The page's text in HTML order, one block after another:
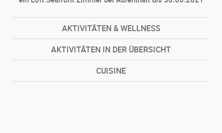
AKTIVITÄTEN & WELLNESS
AKTIVITÄTEN IN DER ÜBERSICHT
CUISINE